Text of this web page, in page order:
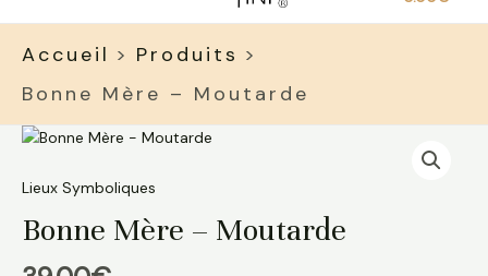
Accueil
Produits
Bonne Mère – Moutarde
Lieux Symboliques
Bonne Mère – Moutarde